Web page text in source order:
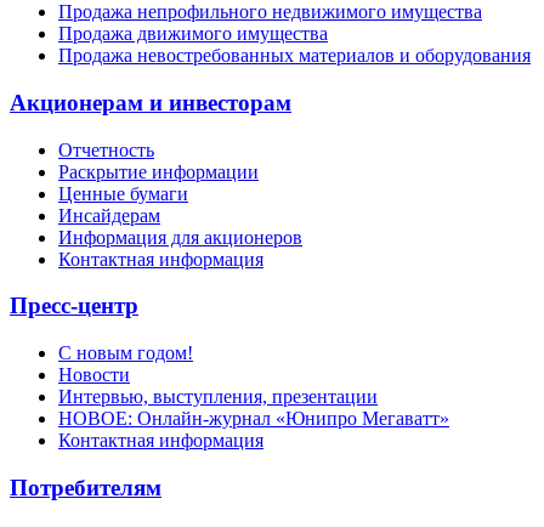
Продажа непрофильного недвижимого имущества
Продажа движимого имущества
Продажа невостребованных материалов и оборудования
Акционерам и инвесторам
Отчетность
Раскрытие информации
Ценные бумаги
Инсайдерам
Информация для акционеров
Контактная информация
Пресс-центр
С новым годом!
Новости
Интервью, выступления, презентации
НОВОЕ: Онлайн-журнал «Юнипро Мегаватт»
Контактная информация
Потребителям